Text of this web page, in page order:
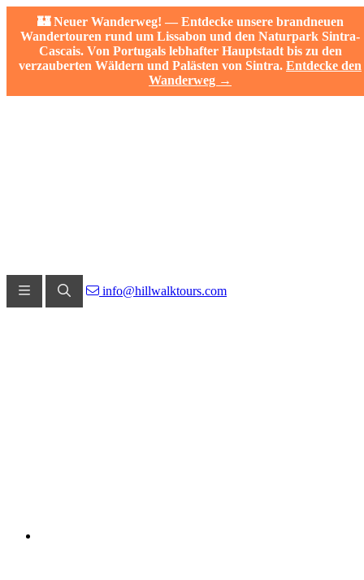
🏰 Neuer Wanderweg! — Entdecke unsere brandneuen
Wandertouren rund um Lissabon und den Naturpark Sintra-
Cascais. Von Portugals lebhafter Hauptstadt bis zu den
verzauberten Wäldern und Palästen von Sintra. Entdecke den
Wanderweg →
info@hillwalktours.com